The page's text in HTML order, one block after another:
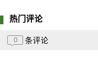
热门评论
0 条评论